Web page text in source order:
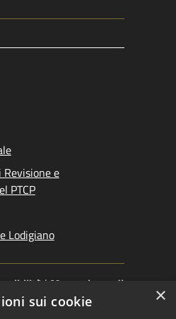
e
PTCP
Lodigiano
| Meccanismo di
×
sui cookie